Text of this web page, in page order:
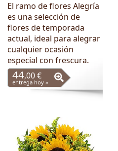
El ramo de flores Alegría
es una selección de
flores de temporada
actual, ideal para alegrar
cualquier ocasión
especial con frescura.
44,00 €
entrega hoy »